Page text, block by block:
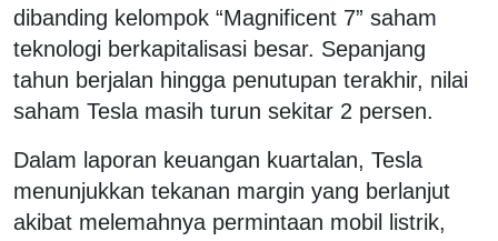
dibanding kelompok “Magnificent 7” saham
teknologi berkapitalisasi besar. Sepanjang
tahun berjalan hingga penutupan terakhir, nilai
saham Tesla masih turun sekitar 2 persen.
Dalam laporan keuangan kuartalan, Tesla
menunjukkan tekanan margin yang berlanjut
akibat melemahnya permintaan mobil listrik,